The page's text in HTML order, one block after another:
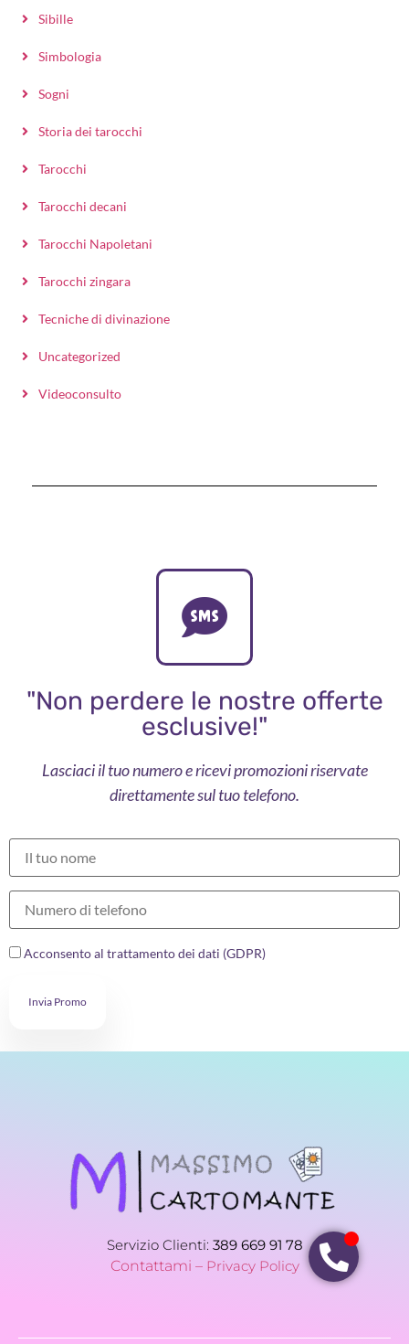
Sibille
Simbologia
Sogni
Storia dei tarocchi
Tarocchi
Tarocchi decani
Tarocchi Napoletani
Tarocchi zingara
Tecniche di divinazione
Uncategorized
Videoconsulto
"Non perdere le nostre offerte
esclusive!"
Lasciaci il tuo numero e ricevi promozioni riservate
direttamente sul tuo telefono.
Acconsento al trattamento dei dati (GDPR)
Invia Promo
Servizio Clienti: 389 669 91 78
Contattami – Privacy Policy